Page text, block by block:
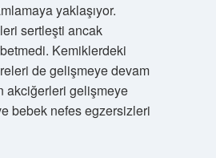
yaklaşıyor.
sertleşti ancak
Kemiklerdeki
de gelişmeye devam
akciğerleri gelişmeye
bebek nefes egzersizleri